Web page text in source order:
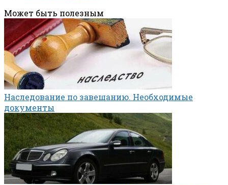
Может быть полезным
Наследование по завещанию. Необходимые
документы